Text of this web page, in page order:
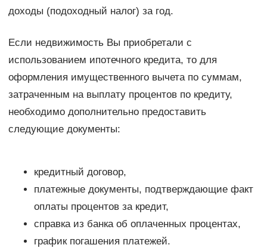
доходы (подоходный налог) за год.
Если недвижимость Вы приобретали с
использованием ипотечного кредита, то для
оформления имущественного вычета по суммам,
затраченным на выплату процентов по кредиту,
необходимо дополнительно предоставить
следующие документы:
кредитный договор,
платежные документы, подтверждающие факт
оплаты процентов за кредит,
справка из банка об оплаченных процентах,
график погашения платежей.